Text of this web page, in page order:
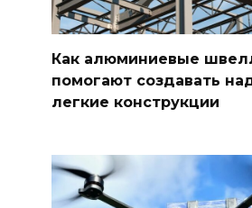
Как алюминиевые
помогают создавать
легкие конструкции